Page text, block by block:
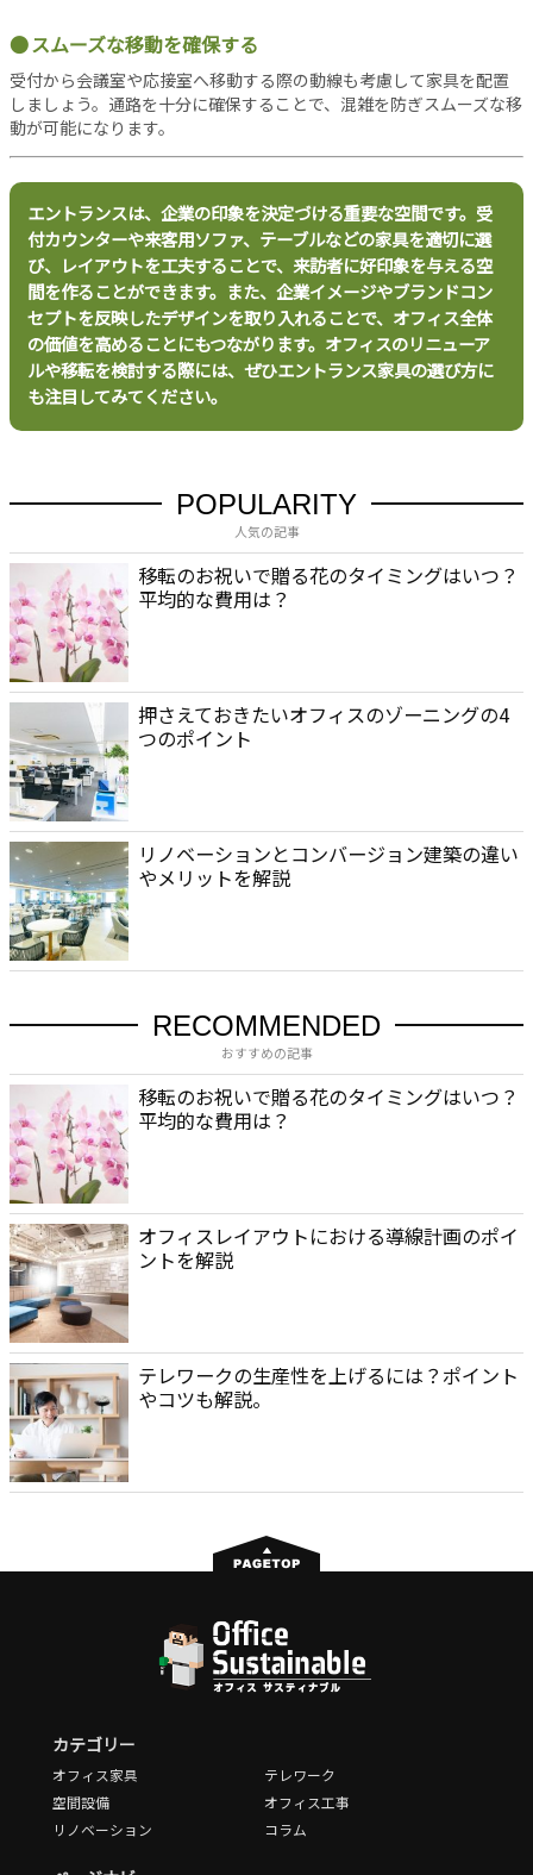
会
社
利
用
規
ラ
イ
バ
シ
ー
ポ
リ
シ
ー
わ
せ
スムーズな移動を確保する
受付から会議室や応接室へ移動する際の動線も考慮して家具を配置
しましょう。通路を十分に確保することで、混雑を防ぎスムーズな移
動が可能になります。
エントランスは、企業の印象を決定づける重要な空間です。受
付カウンターや来客用ソファ、テーブルなどの家具を適切に選
び、レイアウトを工夫することで、来訪者に好印象を与える空
間を作ることができます。また、企業イメージやブランドコン
セプトを反映したデザインを取り入れることで、オフィス全体
の価値を高めることにもつながります。オフィスのリニューア
ルや移転を検討する際には、ぜひエントランス家具の選び方に
も注目してみてください。
POPULARITY
人気の記事
移転のお祝いで贈る花のタイミングはいつ？
平均的な費用は？
押さえておきたいオフィスのゾーニングの4
つのポイント
リノベーションとコンバージョン建築の違い
やメリットを解説
RECOMMENDED
おすすめの記事
移転のお祝いで贈る花のタイミングはいつ？
平均的な費用は？
オフィスレイアウトにおける導線計画のポイ
ントを解説
テレワークの生産性を上げるには？ポイント
やコツも解説。
カテゴリー
オフィス家具
テレワーク
空間設備
オフィス工事
リノベーション
コラム